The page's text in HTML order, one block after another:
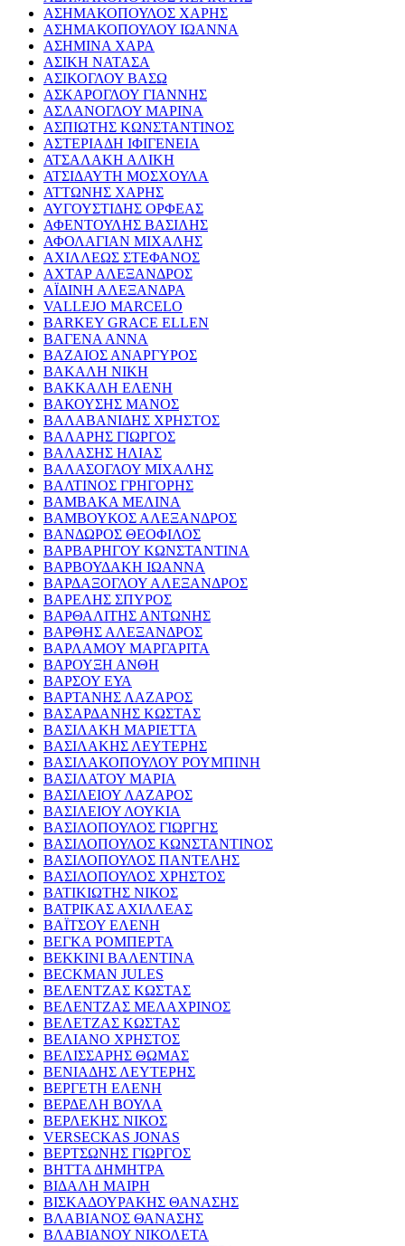
ΑΣΗΜΑΚΟΠΟΥΛΟΣ ΧΑΡΗΣ
ΑΣΗΜΑΚΟΠΟΥΛΟΥ ΙΩΑΝΝΑ
ΑΣΗΜΙΝΑ ΧΑΡΑ
ΑΣΙΚΗ ΝΑΤΑΣΑ
ΑΣΙΚΟΓΛΟΥ ΒΑΣΩ
ΑΣΚΑΡΟΓΛΟΥ ΓΙΑΝΝΗΣ
ΑΣΛΑΝΟΓΛΟΥ ΜΑΡΙΝΑ
ΑΣΠΙΩΤΗΣ ΚΩΝΣΤΑΝΤΙΝΟΣ
ΑΣΤΕΡΙΑΔΗ ΙΦΙΓΕΝΕΙΑ
ΑΤΣΑΛΑΚΗ ΑΛΙΚΗ
ΑΤΣΙΔΑΥΤΗ ΜΟΣΧΟΥΛΑ
ΑΤΤΩΝΗΣ ΧΑΡΗΣ
ΑΥΓΟΥΣΤΙΔΗΣ ΟΡΦΕΑΣ
ΑΦΕΝΤΟΥΛΗΣ ΒΑΣΙΛΗΣ
ΑΦΟΛΑΓΙΑΝ ΜΙΧΑΛΗΣ
ΑΧΙΛΛΕΩΣ ΣΤΕΦΑΝΟΣ
ΑΧΤΑΡ ΑΛΕΞΑΝΔΡΟΣ
ΑΪΔΙΝΗ ΑΛΕΞΑΝΔΡΑ
VALLEJO MARCELO
BARKEY GRACE ELLEN
ΒΑΓΕΝΑ ΑΝΝΑ
ΒΑΖΑΙΟΣ ΑΝΑΡΓΥΡΟΣ
ΒΑΚΑΛΗ ΝΙΚΗ
ΒΑΚΚΑΛΗ ΕΛΕΝΗ
ΒΑΚΟΥΣΗΣ ΜΑΝΟΣ
ΒΑΛΑΒΑΝΙΔΗΣ ΧΡΗΣΤΟΣ
ΒΑΛΑΡΗΣ ΓΙΩΡΓΟΣ
ΒΑΛΑΣΗΣ ΗΛΙΑΣ
ΒΑΛΑΣΟΓΛΟΥ ΜΙΧΑΛΗΣ
ΒΑΛΤΙΝΟΣ ΓΡΗΓΟΡΗΣ
ΒΑΜΒΑΚΑ ΜΕΛΙΝΑ
ΒΑΜΒΟΥΚΟΣ ΑΛΕΞΑΝΔΡΟΣ
ΒΑΝΔΩΡΟΣ ΘΕΟΦΙΛΟΣ
ΒΑΡΒΑΡΗΓΟΥ ΚΩΝΣΤΑΝΤΙΝΑ
ΒΑΡΒΟΥΔΑΚΗ ΙΩΑΝΝΑ
ΒΑΡΔΑΞΟΓΛΟΥ ΑΛΕΞΑΝΔΡΟΣ
ΒΑΡΕΛΗΣ ΣΠΥΡΟΣ
ΒΑΡΘΑΛΙΤΗΣ ΑΝΤΩΝΗΣ
ΒΑΡΘΗΣ ΑΛΕΞΑΝΔΡΟΣ
ΒΑΡΛΑΜΟΥ ΜΑΡΓΑΡΙΤΑ
ΒΑΡΟΥΞΗ ΑΝΘΗ
ΒΑΡΣΟΥ ΕΥΑ
ΒΑΡΤΑΝΗΣ ΛΑΖΑΡΟΣ
ΒΑΣΑΡΔΑΝΗΣ ΚΩΣΤΑΣ
ΒΑΣΙΛΑΚΗ ΜΑΡΙΕΤΤΑ
ΒΑΣΙΛΑΚΗΣ ΛΕΥΤΕΡΗΣ
ΒΑΣΙΛΑΚΟΠΟΥΛΟΥ ΡΟΥΜΠΙΝΗ
ΒΑΣΙΛΑΤΟΥ ΜΑΡΙΑ
ΒΑΣΙΛΕΙΟΥ ΛΑΖΑΡΟΣ
ΒΑΣΙΛΕΙΟΥ ΛΟΥΚΙΑ
ΒΑΣΙΛΟΠΟΥΛΟΣ ΓΙΩΡΓΗΣ
ΒΑΣΙΛΟΠΟΥΛΟΣ ΚΩΝΣΤΑΝΤΙΝΟΣ
ΒΑΣΙΛΟΠΟΥΛΟΣ ΠΑΝΤΕΛΗΣ
ΒΑΣΙΛΟΠΟΥΛΟΣ ΧΡΗΣΤΟΣ
ΒΑΤΙΚΙΩΤΗΣ ΝΙΚΟΣ
ΒΑΤΡΙΚΑΣ ΑΧΙΛΛΕΑΣ
ΒΑΪΤΣΟΥ ΕΛΕΝΗ
ΒΕΓΚΑ ΡΟΜΠΕΡΤΑ
ΒΕΚΚΙΝΙ ΒΑΛΕΝΤΙΝΑ
BECKMAN JULES
ΒΕΛΕΝΤΖΑΣ ΚΩΣΤΑΣ
ΒΕΛΕΝΤΖΑΣ ΜΕΛΑΧΡΙΝΟΣ
ΒΕΛΕΤΖΑΣ ΚΩΣΤΑΣ
ΒΕΛΙΑΝΟ ΧΡΗΣΤΟΣ
ΒΕΛΙΣΣΑΡΗΣ ΘΩΜΑΣ
ΒΕΝΙΑΔΗΣ ΛΕΥΤΕΡΗΣ
ΒΕΡΓΕΤΗ ΕΛΕΝΗ
ΒΕΡΔΕΛΗ ΒΟΥΛΑ
ΒΕΡΛΕΚΗΣ ΝΙΚΟΣ
VERSECKAS JONAS
ΒΕΡΤΣΩΝΗΣ ΓΙΩΡΓΟΣ
ΒΗΤΤΑ ΔΗΜΗΤΡΑ
ΒΙΔΑΛΗ ΜΑΙΡΗ
ΒΙΣΚΑΔΟΥΡΑΚΗΣ ΘΑΝΑΣΗΣ
ΒΛΑΒΙΑΝΟΣ ΘΑΝΑΣΗΣ
ΒΛΑΒΙΑΝΟΥ ΝΙΚΟΛΕΤΑ